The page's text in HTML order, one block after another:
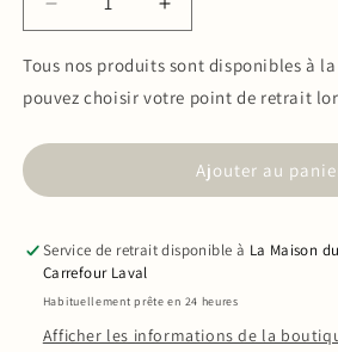
Réduire
la
quantité
de
Beauté
visage
Éclat
Augmenter
la
quantité
de
Coffret
Beauté
Femme
du
visage
Éclat
Tous nos produits sont disponibles à
pouvez choisir votre point de retrait
Ajouter au
Service de retrait disponible à La Maison
Carrefour Laval
Habituellement prête en 24 heures
Afficher les informations de la